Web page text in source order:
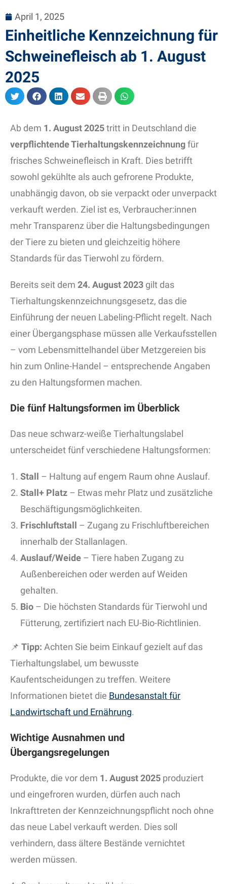
April 1, 2025
Einheitliche Kennzeichnung für
Schweinefleisch ab 1. August
2025
Ab dem 1. August 2025tritt in Deutschland die
verpflichtende Tierhaltungskennzeichnungfür
frisches Schweinefleisch in Kraft. Dies betrifft
sowohl gekühlte als auch gefrorene Produkte,
unabhängig davon, ob sie verpackt oder unverpackt
verkauft werden. Ziel ist es, Verbraucher:innen
mehr Transparenz über die Haltungsbedingungen
der Tiere zu bieten und gleichzeitig höhere
Standards für das Tierwohl zu fördern.
Bereits seit dem 24. August 2023 gilt das
Tierhaltungskennzeichnungsgesetz, das die
Einführung der neuen Labeling-Pflicht regelt. Nach
einer Übergangsphase müssen alle Verkaufsstellen
– vom Lebensmittelhandel über Metzgereien bis
hin zum Online-Handel – entsprechende Angaben
zu den Haltungsformen machen.
Die fünf Haltungsformen im Überblick
Das neue schwarz-weiße Tierhaltungslabel
unterscheidet fünf verschiedene Haltungsformen:
Stall – Haltung auf engem Raum ohne Auslauf.
Stall+ Platz – Etwas mehr Platz und zusätzliche
Beschäftigungsmöglichkeiten.
Frischluftstall – Zugang zu Frischluftbereichen
innerhalb der Stallanlagen.
Auslauf/Weide – Tiere haben Zugang zu
Außenbereichen oder werden auf Weiden
gehalten.
Bio – Die höchsten Standards für Tierwohl und
Fütterung, zertifiziert nach EU-Bio-Richtlinien.
📌 Tipp: Achten Sie beim Einkauf gezielt auf das
Tierhaltungslabel, um bewusste
Kaufentscheidungen zu treffen. Weitere
Informationen bietet die Bundesanstalt für
Landwirtschaft und Ernährung.
Wichtige Ausnahmen und
Übergangsregelungen
Produkte, die vor dem 1. August 2025 produziert
und eingefroren wurden, dürfen auch nach
Inkrafttreten der Kennzeichnungspflicht noch ohne
das neue Label verkauft werden. Dies soll
verhindern, dass ältere Bestände vernichtet
werden müssen.